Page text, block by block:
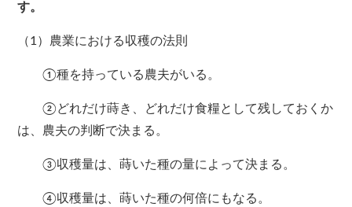
す。
（1）農業における収穫の法則
①種を持っている農夫がいる。
②どれだけ蒔き、どれだけ食糧として残しておくか
は、農夫の判断で決まる。
③収穫量は、蒔いた種の量によって決まる。
④収穫量は、蒔いた種の何倍にもなる。